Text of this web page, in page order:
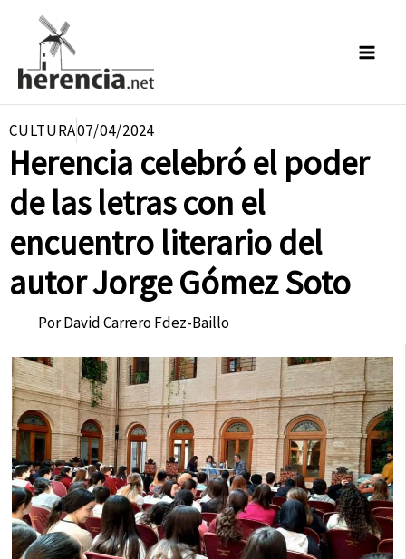
contenido
CULTURA07/04/2024
Herencia celebró el poder
de las letras con el
encuentro literario del
autor Jorge Gómez Soto
PorDavid Carrero Fdez-Baillo